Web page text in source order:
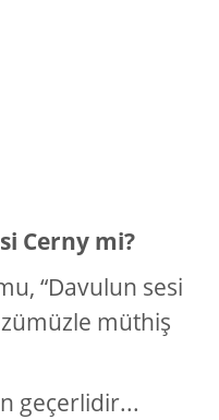
Cerny mi?
“Davulun sesi
müthiş
geçerlidir...